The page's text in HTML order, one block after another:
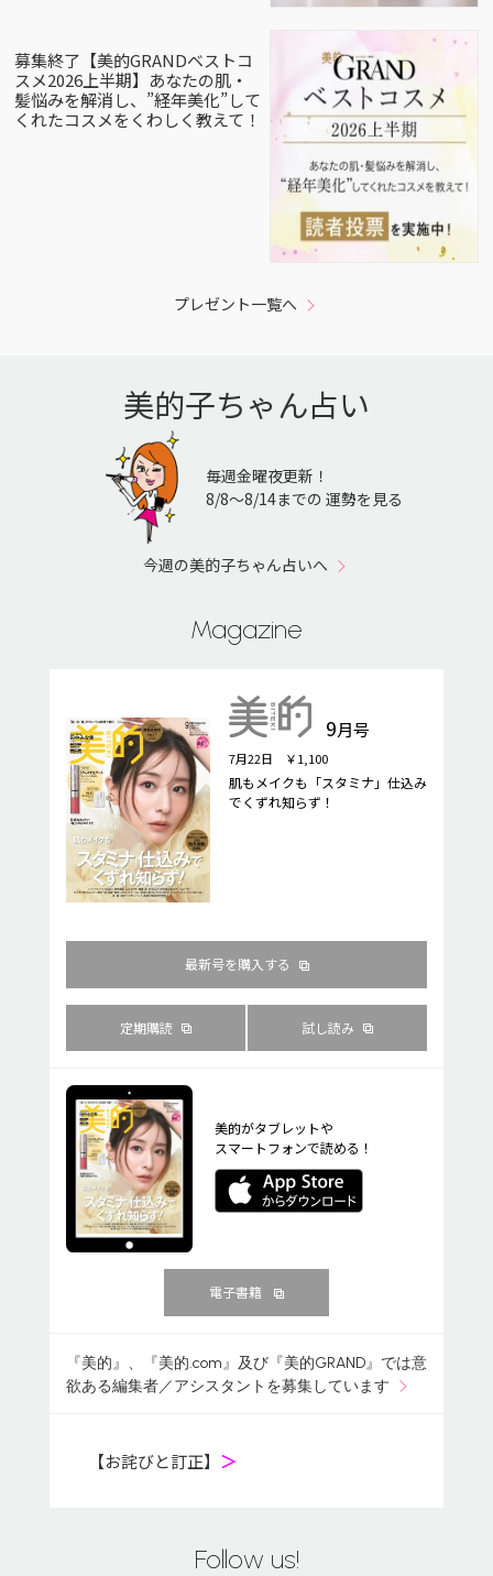
募集終了【美的GRANDベストコ
スメ2026上半期】あなたの肌・
髪悩みを解消し、”経年美化”して
くれたコスメをくわしく教えて！
プレゼント一覧へ
美的子ちゃん占い
毎週金曜夜更新！
8/8〜8/14までの 運勢を見る
今週の美的子ちゃん占いへ
Magazine
9月号
7月22日 ￥1,100
肌もメイクも「スタミナ」仕込み
でくずれ知らず！
最新号を購入する
定期購読 試し読み
美的がタブレットや
スマートフォンで読める！
電子書籍
『美的』、『美的.com』及び『美的GRAND』では意
欲ある編集者／アシスタントを募集しています
【お詫びと訂正】 ＞
Follow us!